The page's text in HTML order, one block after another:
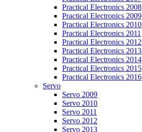
Practical Electronics 2008
Practical Electronics 2009
Practical Electronics 2010
Practical Electronics 2011
Practical Electronics 2012
Practical Electronics 2013
Practical Electronics 2014
Practical Electronics 2015
Practical Electronics 2016
Servo
Servo 2009
Servo 2010
Servo 2011
Servo 2012
Servo 2013